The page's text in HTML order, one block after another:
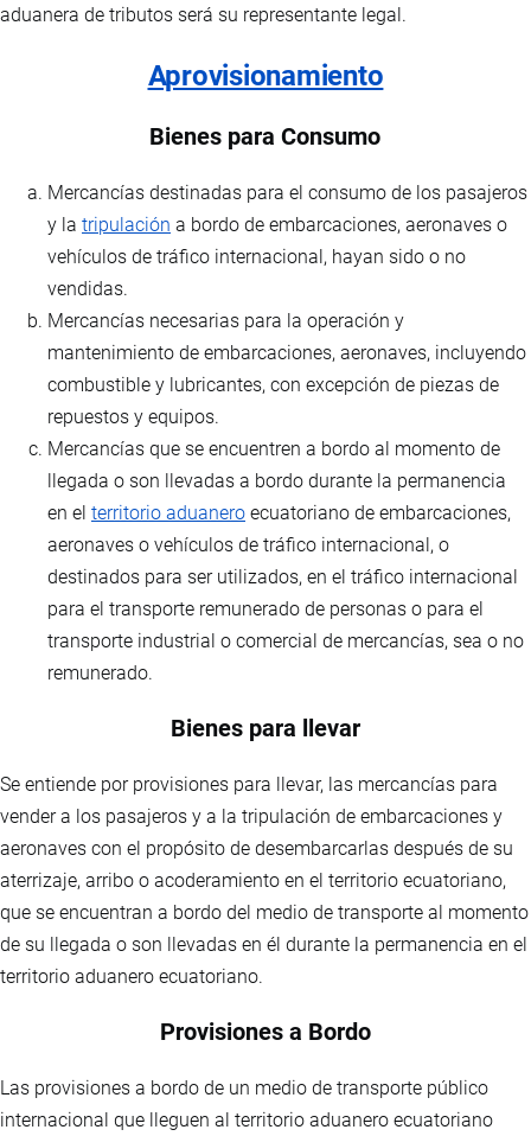
aduanera de tributos será su representante legal.
Aprovisionamiento
Bienes para Consumo
Mercancías destinadas para el consumo de los pasajeros
y la tripulación a bordo de embarcaciones, aeronaves o
vehículos de tráfico internacional, hayan sido o no
vendidas.
Mercancías necesarias para la operación y
mantenimiento de embarcaciones, aeronaves, incluyendo
combustible y lubricantes, con excepción de piezas de
repuestos y equipos.
Mercancías que se encuentren a bordo al momento de
llegada o son llevadas a bordo durante la permanencia
en el territorio aduanero ecuatoriano de embarcaciones,
aeronaves o vehículos de tráfico internacional, o
destinados para ser utilizados, en el tráfico internacional
para el transporte remunerado de personas o para el
transporte industrial o comercial de mercancías, sea o no
remunerado.
Bienes para llevar
Se entiende por provisiones para llevar, las mercancías para
vender a los pasajeros y a la tripulación de embarcaciones y
aeronaves con el propósito de desembarcarlas después de su
aterrizaje, arribo o acoderamiento en el territorio ecuatoriano,
que se encuentran a bordo del medio de transporte al momento
de su llegada o son llevadas en él durante la permanencia en el
territorio aduanero ecuatoriano.
Provisiones a Bordo
Las provisiones a bordo de un medio de transporte público
internacional que lleguen al territorio aduanero ecuatoriano